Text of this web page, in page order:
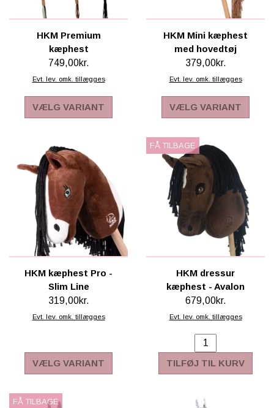
HKM Premium
kæphest
749,00kr.
Evt. lev. omk. tillægges
VÆLG VARIANT
HKM Mini kæphest
med hovedtøj
379,00kr.
Evt. lev. omk. tillægges
VÆLG VARIANT
HKM kæphest Pro -
Slim Line
319,00kr.
Evt. lev. omk. tillægges
VÆLG VARIANT
FÅ TILBAGE
HKM dressur
kæphest - Avalon
679,00kr.
Evt. lev. omk. tillægges
TILFØJ TIL KURV
FÅ TILBAGE